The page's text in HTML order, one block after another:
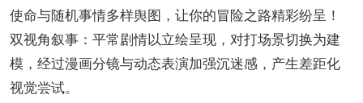
使命与随机事情多样舆图，让你的冒险之路精彩纷呈！
双视角叙事：平常剧情以立绘呈现，对打场景切换为建
模，经过漫画分镜与动态表演加强沉迷感，产生差距化
视觉尝试。